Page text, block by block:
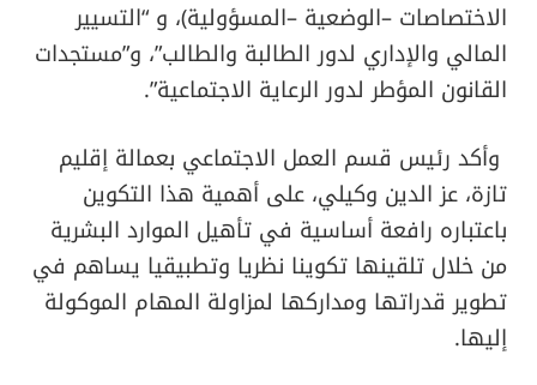
الاختصاصات –الوضعية –المسؤولية)، و “التسيير
المالي والإداري لدور الطالبة والطالب”، و”مستجدات
القانون المؤطر لدور الرعاية الاجتماعية”.
وأكد رئيس قسم العمل الاجتماعي بعمالة إقليم
تازة، عز الدين وكيلي، على أهمية هذا التكوين
باعتباره رافعة أساسية في تأهيل الموارد البشرية
من خلال تلقينها تكوينا نظريا وتطبيقيا يساهم في
تطوير قدراتها ومداركها لمزاولة المهام الموكولة
إليها.